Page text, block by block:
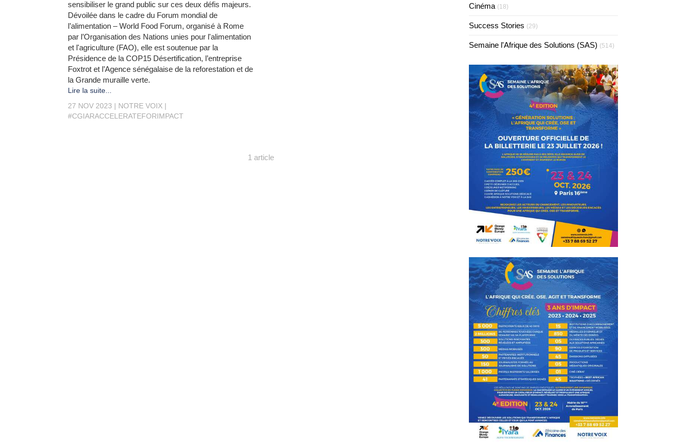
sensibiliser le grand public sur ces deux défis majeurs.
Dévoilée dans le cadre du Forum mondial de
l’alimentation – World Food Forum, organisé à Rome
par l’Organisation des Nations unies pour l'alimentation
et l'agriculture (FAO), elle est soutenue par la
Présidence de la COP15 Désertification, l’entreprise
Foxtrot et l’Agence sénégalaise de la reforestation et de
la Grande muraille verte.
Lire la suite...
27 NOV 2023
NOTRE VOIX
#CGIARACCELERATEFORIMPACT
1 article
Cinéma (18)
Success Stories (29)
Semaine l'Afrique des Solutions (SAS) (514)